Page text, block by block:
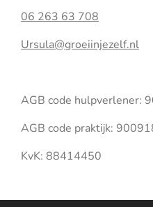
06 263 63 708
Ursula@groeiinjezelf.nl
AGB code hulpverlener:
AGB code praktijk:
KvK: 88414450